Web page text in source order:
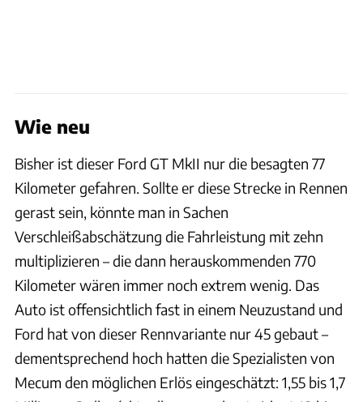
Wie neu
Bisher ist dieser Ford GT MkII nur die besagten 77
Kilometer gefahren. Sollte er diese Strecke in Rennen
gerast sein, könnte man in Sachen
Verschleißabschätzung die Fahrleistung mit zehn
multiplizieren – die dann herauskommenden 770
Kilometer wären immer noch extrem wenig. Das
Auto ist offensichtlich fast in einem Neuzustand und
Ford hat von dieser Rennvariante nur 45 gebaut –
dementsprechend hoch hatten die Spezialisten von
Mecum den möglichen Erlös eingeschätzt: 1,55 bis 1,7